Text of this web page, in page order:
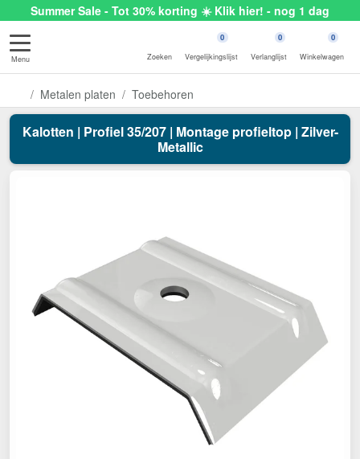
Summer Sale - Tot 30% korting ☀️ Klik hier! - nog 1 dag
Menu Zoeken
0
Vergelijkingslijst
0
Verlanglijst
0
Winkelwagen
Metalen platen Toebehoren
Kalotten | Profiel 35/207 | Montage profieltop | Zilver-
Metallic